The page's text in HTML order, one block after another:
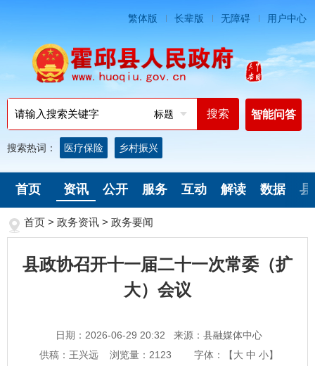
繁体版 长辈版 无障碍 用户中心
标题 智能问答
搜索热词： 医疗保险 乡村振兴
首页 资讯 公开 服务 互动 解读 数据 县
首页 > 政务资讯 > 政务要闻
县政协召开十一届二十一次常委（扩
大）会议
日期：2026-06-29 20:32
来源：县融媒体中心
供稿：王兴远
浏览量： 2123 字体：【大 中 小】